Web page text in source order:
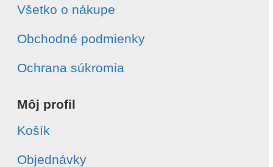
Všetko o nákupe
Obchodné podmienky
Ochrana súkromia
Môj profil
Košík
Objednávky